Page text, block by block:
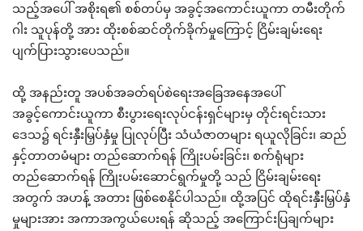
သည့်အပေါ် အစိုးရ၏ စစ်တပ်မှ အခွင့်အကောင်းယူကာ တမီးတိုက်
ဂါး သူပုန်တို့ အား ထိုးစစ်ဆင်တိုက်ခိုက်မှုကြောင့် ငြိမ်းချမ်းရေး
ပျက်ပြားသွားပေသည်။
ထို့ အနည်းတူ အပစ်အခတ်ရပ်စဲရေးအခြေအနေအပေါ်
အခွင့်ကောင်းယူကာ စီးပွားရေးလုပ်ငန်းရှင်များမှ တိုင်းရင်းသား
ဒေသ၌ ရင်းနှီးမြှပ်နှံမှု ပြုလုပ်ပြီး သံယံဇာတများ ရယူလိုခြင်း၊ ဆည်
နှင့်တာတမံများ တည်ဆောက်ရန် ကြိုးပမ်းခြင်း၊ စက်ရုံများ
တည်ဆောက်ရန် ကြိုးပမ်းဆောင်ရွက်မှုတို့ သည် ငြိမ်းချမ်းရေး
အတွက် အဟန့် အတား ဖြစ်စေနိုင်ပါသည်။ ထို့အပြင် ထိုရင်းနှီးမြှပ်နှံ
မှုများအား အကာအကွယ်ပေးရန် ဆိုသည့် အကြောင်းပြချက်များ